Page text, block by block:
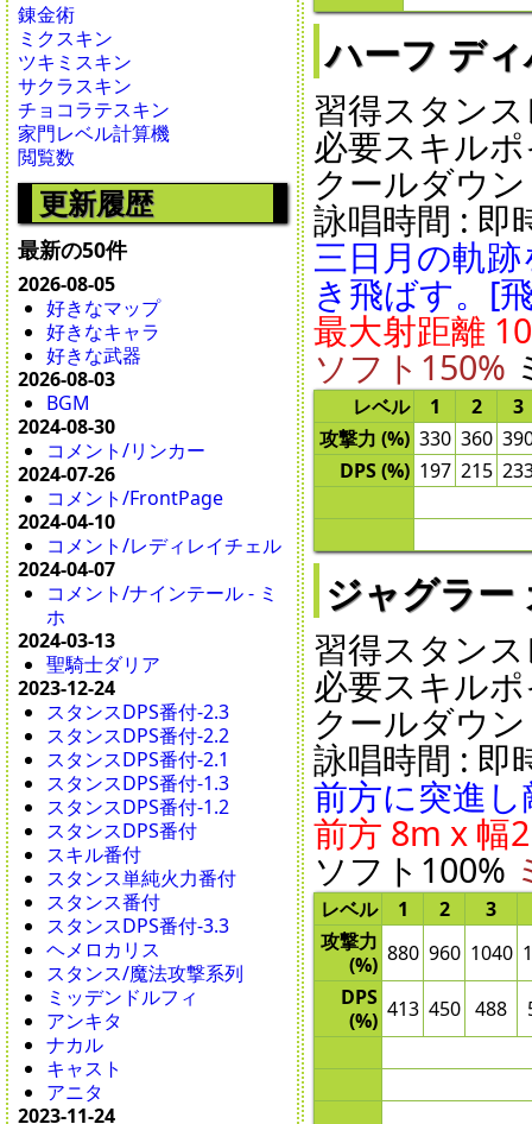
錬金術
ミクスキン
ツキミスキン
サクラスキン
チョコラテスキン
家門レベル計算機
閲覧数
更新履歴
最新の50件
2026-08-05
好きなマップ
好きなキャラ
好きな武器
2026-08-03
BGM
2024-08-30
コメント/リンカー
2024-07-26
コメント/FrontPage
2024-04-10
コメント/レディレイチェル
2024-04-07
コメント/ナインテール - ミ
ホ
2024-03-13
聖騎士ダリア
2023-12-24
スタンスDPS番付-2.3
スタンスDPS番付-2.2
スタンスDPS番付-2.1
スタンスDPS番付-1.3
スタンスDPS番付-1.2
スタンスDPS番付
スキル番付
スタンス単純火力番付
スタンス番付
スタンスDPS番付-3.3
ヘメロカリス
スタンス/魔法攻撃系列
ミッデンドルフィ
アンキタ
ナカル
キャスト
アニタ
2023-11-24
ハーフ デ
習得スタン
必要スキル
クールダウ
詠唱時間 : 即
三日月の軌
き飛ばす。[
最大射距離
ソフト150%
レベル 1 2
3
攻撃力 (%) 330 360
DPS (%) 197 215
ジャグラ
習得スタン
必要スキル
クールダウ
詠唱時間 : 即
前方に突進
前方 8m x 幅
ソフト100%
レベル 1 2
3
攻撃力
(%) 880 960 1040
DPS
(%) 413 450 488